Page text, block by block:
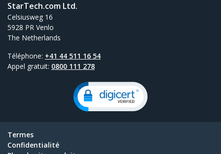
StarTech.com Ltd.
Celsiusweg 16
5928 PR Venlo
The Netherlands
Téléphone: +41 44 511 16 54
Appel gratuit: 0800 111 278
Termes
Confidentialité